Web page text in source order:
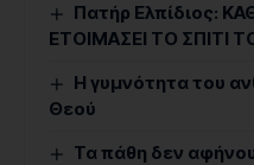
Πατήρ Ελπίδιος:
ΕΤΟΙΜΑΣΕΙ ΤΟ ΣΠΙΤΙ
Η γυμνότητα του
Θεού
Τα πάθη δεν